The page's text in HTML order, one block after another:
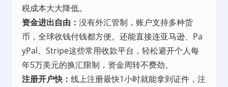
税成本大大降低。
资金进出自由：没有外汇管制，账户支持多种货
币，全球收钱付钱都方便。还能直接连亚马逊、Pa
yPal、Stripe这些常用收款平台，轻松避开个人每
年5万美元的换汇限制，资金周转不费劲。
注册开户快：线上注册最快1小时就能拿到证件，注